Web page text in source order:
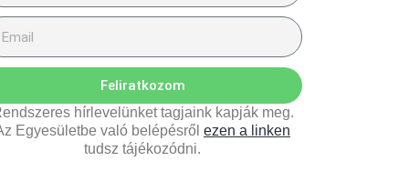
Feliratkozom
hírlevelünket tagjaink kapják meg.
Egyesületbe való belépésről ezen a linken
tudsz tájékozódni.